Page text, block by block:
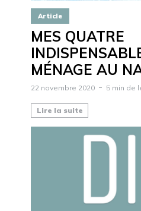
Article
MES QUATRE
MÉNAGE AU
22 novembre 2020 5 min de
Lire la suite